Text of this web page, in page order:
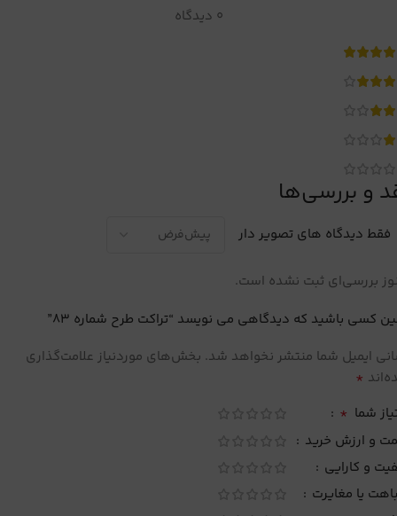
0 دیدگاه
و بررسی‌ها
فقط دیدگاه های تصویر دار
بررسی‌ای ثبت نشده است.
کسی باشید که دیدگاهی می نویسد “تراکت طرح شماره 83”
ایمیل شما منتشر نخواهد شد. بخش‌های موردنیاز علامت‌گذاری
*
شما *
و ارزش خرید
و کارایی
یا مغایرت